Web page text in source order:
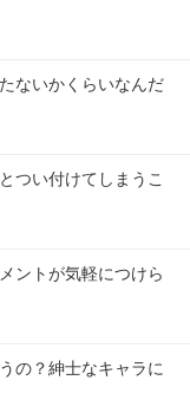
ないかくらいなんだ
つい付けてしまうこ
ントが気軽につけら
の？紳士なキャラに